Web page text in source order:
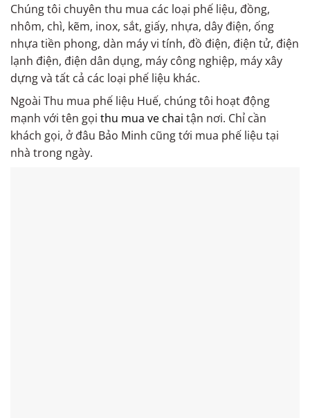
Chúng tôi chuyên thu mua các loại phế liệu, đồng,
nhôm, chì, kẽm, inox, sắt, giấy, nhựa, dây điện, ống
nhựa tiền phong, dàn máy vi tính, đồ điện, điện tử, điện
lạnh điện, điện dân dụng, máy công nghiệp, máy xây
dựng và tất cả các loại phế liệu khác.
Ngoài Thu mua phế liệu Huế, chúng tôi hoạt động
mạnh với tên gọi thu mua ve chai tận nơi. Chỉ cần
khách gọi, ở đâu Bảo Minh cũng tới mua phế liệu tại
nhà trong ngày.